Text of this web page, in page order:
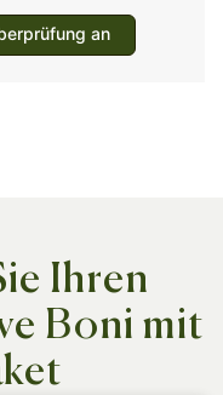
an
Ihren
Boni mit